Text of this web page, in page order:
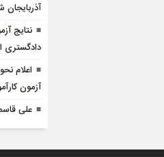
دادگستری
اعلام
آزمون
علی